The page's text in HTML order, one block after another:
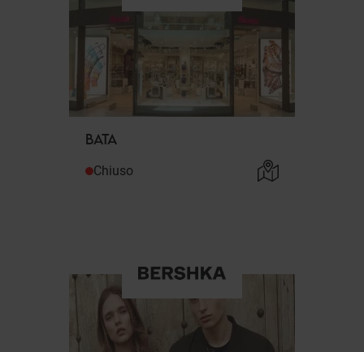
BATA
Chiuso